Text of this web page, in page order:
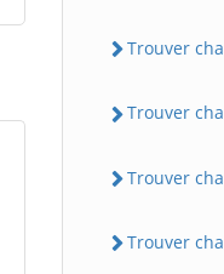
Trouver
Trouver
Trouver
Trouver